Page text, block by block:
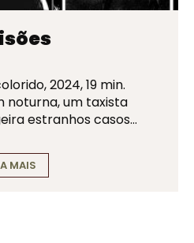
2024, 19 min.
noturna, um taxista
estranhos casos…
MAIS